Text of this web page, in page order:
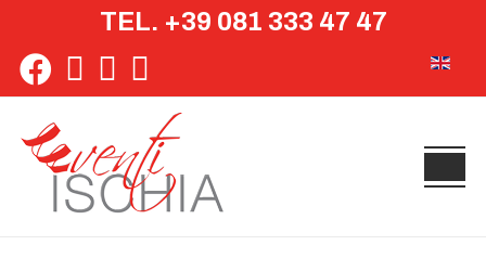
TEL. +39 081 333 47 47